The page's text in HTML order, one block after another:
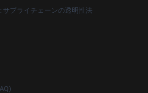
サプライチェーンの透明性法